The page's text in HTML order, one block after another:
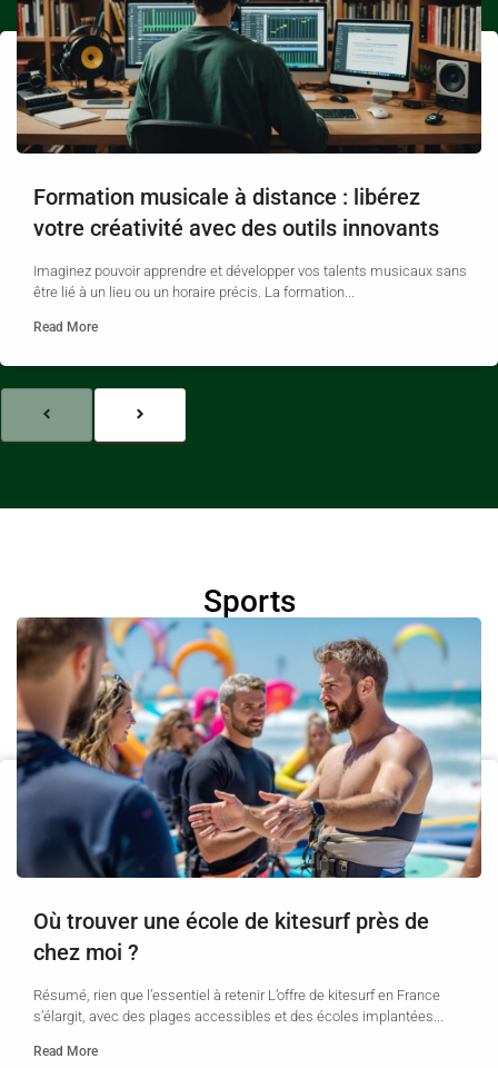
Formation musicale à distance : libérez
votre créativité avec des outils innovants
Imaginez pouvoir apprendre et développer vos talents musicaux sans
être lié à un lieu ou un horaire précis. La formation...
Read More
Sports
Où trouver une école de kitesurf près de
chez moi ?
Résumé, rien que l’essentiel à retenir L’offre de kitesurf en France
s’élargit, avec des plages accessibles et des écoles implantées...
Read More